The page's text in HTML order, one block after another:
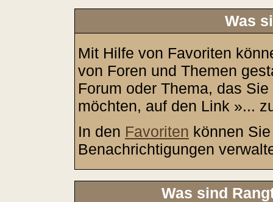
Was
Mit Hilfe von Favoriten
von Foren und Themen
Forum oder Thema, das
möchten, auf den Link »...
In den Favoriten können
Benachrichtigungen
Was sind